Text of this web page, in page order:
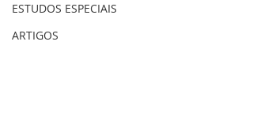
ESTUDOS ESPECIAIS
ARTIGOS